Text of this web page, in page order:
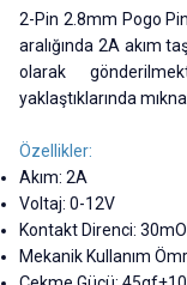
2-Pin 2.8mm Pogo
aralığında 2A akım
olarak
yaklaştıklarında
Özellikler:
Akım: 2A
Voltaj: 0-12V
Kontakt Direnci:
Mekanik Kullanım